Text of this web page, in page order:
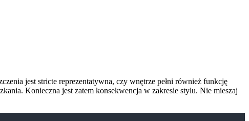
jest stricte reprezentatywna, czy wnętrze pełni również funkcję
Konieczna jest zatem konsekwencja w zakresie stylu. Nie mieszaj